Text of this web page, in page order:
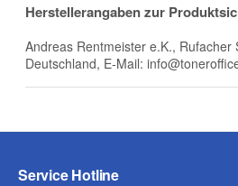
Mobiltelefon
Herstellerangaben zur
Andreas Rentmeister e.K., Rufacher
Deutschland, E-Mail:
Service Hotline